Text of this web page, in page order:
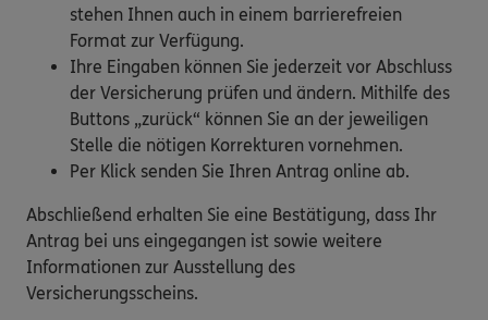
stehen Ihnen auch in einem barrierefreien
Format zur Verfügung.
Ihre Eingaben können Sie jederzeit vor Abschluss
der Versicherung prüfen und ändern. Mithilfe des
Buttons „zurück“ können Sie an der jeweiligen
Stelle die nötigen Korrekturen vornehmen.
Per Klick senden Sie Ihren Antrag online ab.
Abschließend erhalten Sie eine Bestätigung, dass Ihr
Antrag bei uns eingegangen ist sowie weitere
Informationen zur Ausstellung des
Versicherungsscheins.